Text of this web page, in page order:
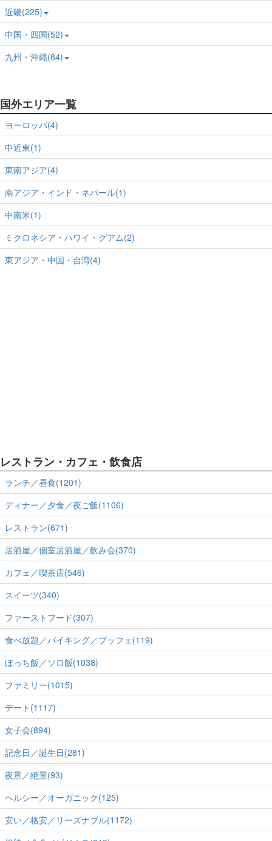
近畿(225)
中国・四国(52)
九州・沖縄(84)
国外エリア一覧
ヨーロッパ(4)
中近東(1)
東南アジア(4)
南アジア・インド・ネパール(1)
中南米(1)
ミクロネシア・ハワイ・グアム(2)
東アジア・中国・台湾(4)
レストラン・カフェ・飲食店
ランチ／昼食(1201)
ディナー／夕食／夜ご飯(1106)
レストラン(671)
居酒屋／個室居酒屋／飲み会(370)
カフェ／喫茶店(546)
スイーツ(340)
ファーストフード(307)
食べ放題／バイキング／ブッフェ(119)
ぼっち飯／ソロ飯(1038)
ファミリー(1015)
デート(1117)
女子会(894)
記念日／誕生日(281)
夜景／絶景(93)
ヘルシー／オーガニック(125)
安い／格安／リーズナブル(1172)